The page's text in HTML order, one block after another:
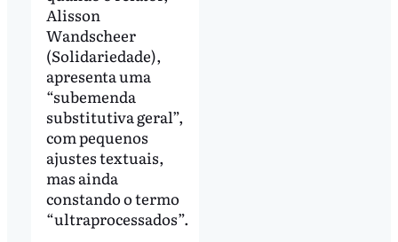
Alisson
Wandscheer
(Solidariedade),
apresenta uma
“subemenda
substitutiva geral”,
com pequenos
ajustes textuais,
mas ainda
constando o termo
“ultraprocessados”.